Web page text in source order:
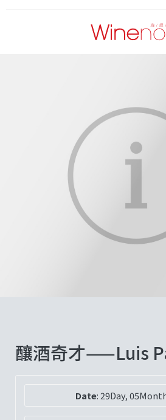
釀酒奇才——Luis
Date:29Day,